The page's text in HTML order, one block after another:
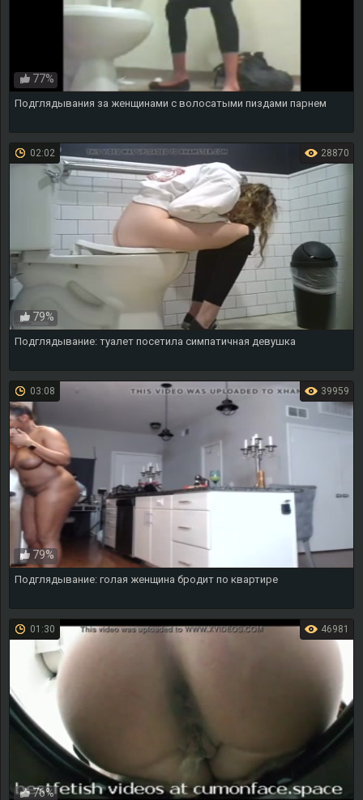
77%
Подглядывания за женщинами с волосатыми пиздами парнем
28870
02:02
79%
Подглядывание: туалет посетила симпатичная девушка
39959
03:08
79%
Подглядывание: голая женщина бродит по квартире
46981
01:30
76%